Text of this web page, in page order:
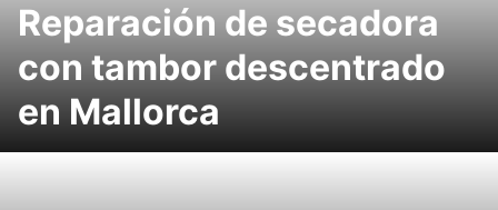
Reparación de secadora
con tambor descentrado
en Mallorca